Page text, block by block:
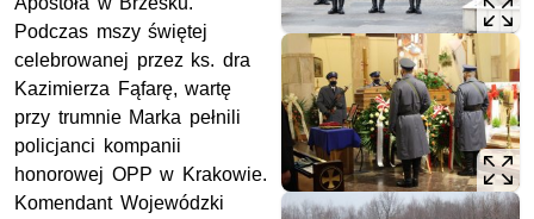
Podczas mszy świętej
celebrowanej przez ks. dra
Kazimierza Fąfarę, wartę
przy trumnie Marka pełnili
policjanci kompanii
honorowej OPP w Krakowie.
Komendant Wojewódzki